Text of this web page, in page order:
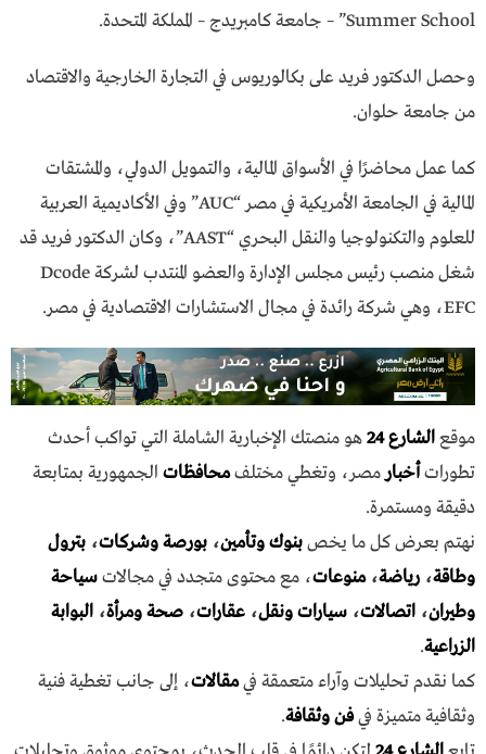
Summer School” – جامعة كامبريدج – المملكة المتحدة.
وحصل الدكتور فريد على بكالوريوس في التجارة الخارجية والاقتصاد
من جامعة حلوان.
كما عمل محاضرًا في الأسواق المالية، والتمويل الدولي، والمشتقات
المالية في الجامعة الأمريكية في مصر “AUC” وفي الأكاديمية العربية
للعلوم والتكنولوجيا والنقل البحري “AAST”، وكان الدكتور فريد قد
شغل منصب رئيس مجلس الإدارة والعضو المنتدب لشركة Dcode
EFC، وهي شركة رائدة في مجال الاستشارات الاقتصادية في مصر.
موقعالشارع 24
هو منصتك الإخبارية الشاملة التي تواكب أحدث
تطوراتأخبار مصر، وتغطي مختلفمحافظات الجمهورية بمتابعة
دقيقة ومستمرة.
نهتم بعرض كل ما يخصبنوك وتأمين، بورصة وشركات، بترول
وطاقة، رياضة،منوعات، مع محتوى متجدد في مجالاتسياحة
وطيران، اتصالات، سيارات ونقل، عقارات، صحة ومرأة، البوابة
الزراعية.
كما نقدم تحليلات وآراء متعمقة فيمقالات، إلى جانب تغطية فنية
وثقافية متميزة فيفن وثقافة.